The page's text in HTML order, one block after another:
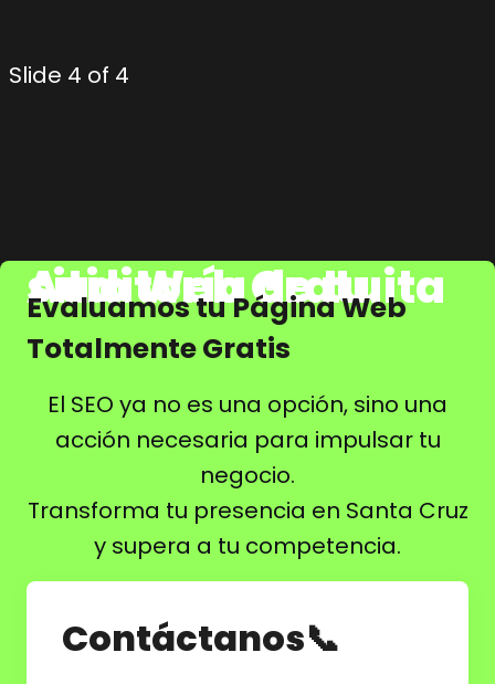
Slide 4 of 4
Auditoría de tu sitio Web Gratuita
Evaluamos tu Página Web
Totalmente Gratis
El SEO ya no es una opción, sino una
acción necesaria para impulsar tu
negocio.
Transforma tu presencia en Santa Cruz
y supera a tu competencia.